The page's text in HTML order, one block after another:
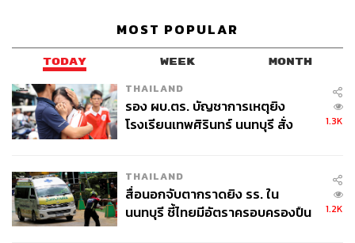
MOST POPULAR
TODAY WEEK MONTH
THAILAND
รอง ผบ.ตร. บัญชาการเหตุยิง
โรงเรียนเทพศิรินทร์ นนทบุรี สั่ง
1.3K
THAILAND
สื่อนอกจับตากราดยิง รร. ใน
นนทบุรี ชี้ไทยมีอัตราครอบครองปืน
1.2K